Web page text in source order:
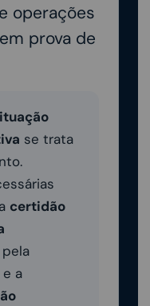
operações
prova de
se trata
certidão
a